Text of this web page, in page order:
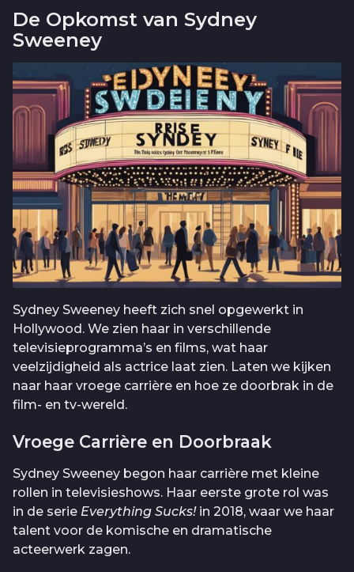
De Opkomst van Sydney
Sweeney
Sydney Sweeney heeft zich snel opgewerkt in
Hollywood. We zien haar in verschillende
televisieprogramma’s en films, wat haar
veelzijdigheid als actrice laat zien. Laten we kijken
naar haar vroege carrière en hoe ze doorbrak in de
film- en tv-wereld.
Vroege Carrière en Doorbraak
Sydney Sweeney begon haar carrière met kleine
rollen in televisieshows. Haar eerste grote rol was
in de serie Everything Sucks!in 2018, waar we haar
talent voor de komische en dramatische
acteerwerk zagen.